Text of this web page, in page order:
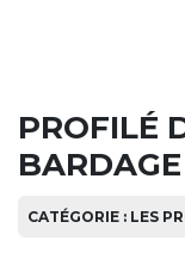
PROFILÉ
CATÉGORIE : LES